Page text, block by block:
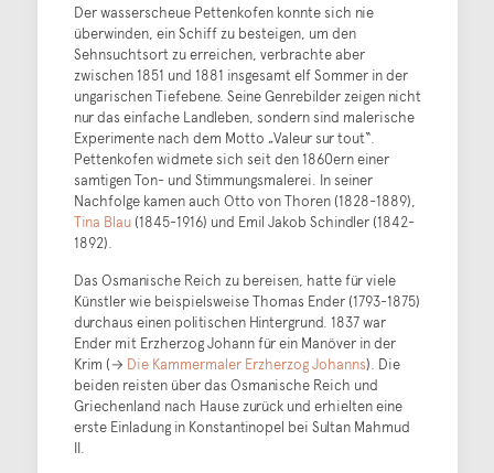
Der wasserscheue Pettenkofen konnte sich nie
überwinden, ein Schiff zu besteigen, um den
Sehnsuchtsort zu erreichen, verbrachte aber
zwischen 1851 und 1881 insgesamt elf Sommer in der
ungarischen Tiefebene. Seine Genrebilder zeigen nicht
nur das einfache Landleben, sondern sind malerische
Experimente nach dem Motto „Valeur sur tout“.
Pettenkofen widmete sich seit den 1860ern einer
samtigen Ton- und Stimmungsmalerei. In seiner
Nachfolge kamen auch Otto von Thoren (1828-1889),
Tina Blau(1845-1916) und Emil Jakob Schindler (1842-
1892).
Das Osmanische Reich zu bereisen, hatte für viele
Künstler wie beispielsweise Thomas Ender (1793-1875)
durchaus einen politischen Hintergrund. 1837 war
Ender mit Erzherzog Johann für ein Manöver in der
Krim (→ Die Kammermaler Erzherzog Johanns). Die
beiden reisten über das Osmanische Reich und
Griechenland nach Hause zurück und erhielten eine
erste Einladung in Konstantinopel bei Sultan Mahmud
II.